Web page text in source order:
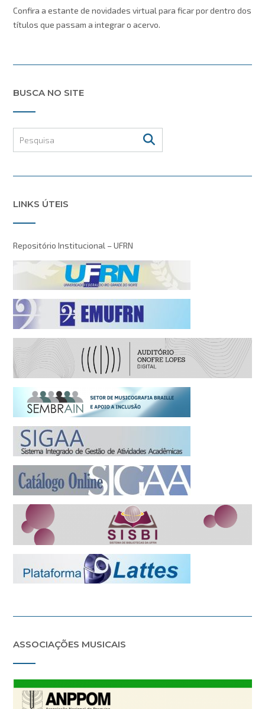
Confira a estante de novidades virtual para ficar por dentro dos
títulos que passam a integrar o acervo.
BUSCA NO SITE
LINKS ÚTEIS
Repositório Institucional – UFRN
ASSOCIAÇÕES MUSICAIS